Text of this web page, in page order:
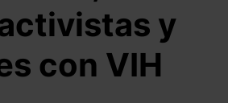
y
con VIH